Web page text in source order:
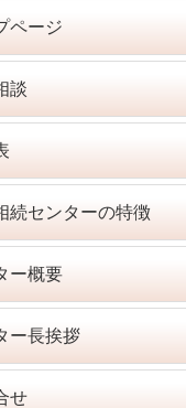
ページ
談
続センターの特徴
ー概要
ー長挨拶
せ